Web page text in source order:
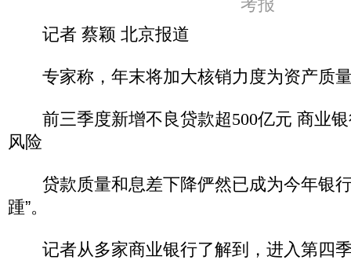
考报
记者 蔡颖 北京报道
专家称，年末将加大核销力度为资产质
前三季度新增不良贷款超500亿元 商业银
风险
贷款质量和息差下降俨然已成为今年银行
踵”。
记者从多家商业银行了解到，进入第四